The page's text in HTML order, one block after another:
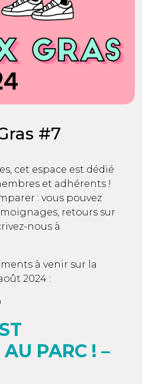
#7
cet espace est dédié
et adhérents !
: vous pouvez
retours sur
nous à
à venir sur la
2024 :
PARC ! –